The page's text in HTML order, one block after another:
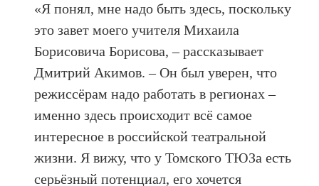
«Я понял, мне надо быть здесь, поскольку
это завет моего учителя Михаила
Борисовича Борисова, – рассказывает
Дмитрий Акимов. – Он был уверен, что
режиссёрам надо работать в регионах –
именно здесь происходит всё самое
интересное в российской театральной
жизни. Я вижу, что у Томского ТЮЗа есть
серьёзный потенциал, его хочется